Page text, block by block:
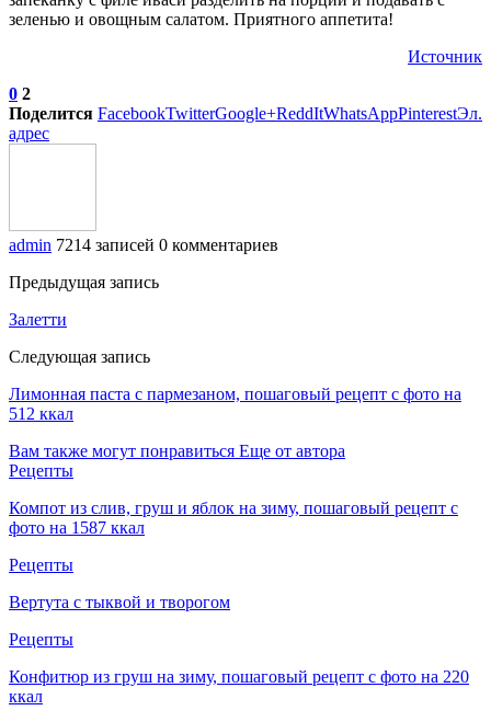
зеленью и овощным салатом. Приятного аппетита!
Источник
0 2
Поделится FacebookTwitterGoogle+ReddItWhatsAppPinterestЭл.
адрес
admin 7214 записей 0 комментариев
Предыдущая запись
Залетти
Следующая запись
Лимонная паста с пармезаном, пошаговый рецепт с фото на
512 ккал
Вам также могут понравиться Еще от автора
Рецепты
Компот из слив, груш и яблок на зиму, пошаговый рецепт с
фото на 1587 ккал
Рецепты
Вертута с тыквой и творогом
Рецепты
Конфитюр из груш на зиму, пошаговый рецепт с фото на 220
ккал